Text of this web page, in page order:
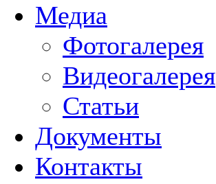
Медиа
Фотогалерея
Видеогалерея
Статьи
Документы
Контакты